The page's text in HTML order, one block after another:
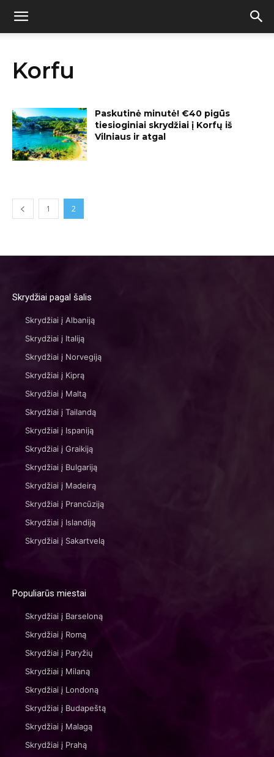
Korfu
Paskutinė minutė! €40 pigūs
tiesioginiai skrydžiai į Korfų iš
Vilniaus ir atgal
1 2
Skrydžiai pagal šalis
Skrydžiai į Albaniją
Skrydžiai į Italiją
Skrydžiai į Norvegiją
Skrydžiai į Kiprą
Skrydžiai į Maltą
Skrydžiai į Tailandą
Skrydžiai į Ispaniją
Skrydžiai į Graikiją
Skrydžiai į Bulgariją
Skrydžiai į Madeirą
Skrydžiai į Prancūziją
Skrydžiai į Islandiją
Skrydžiai į Sakartvelą
Populiarūs miestai
Skrydžiai į Barseloną
Skrydžiai į Romą
Skrydžiai į Paryžių
Skrydžiai į Milaną
Skrydžiai į Londoną
Skrydžiai į Budapeštą
Skrydžiai į Malagą
Skrydžiai į Prahą